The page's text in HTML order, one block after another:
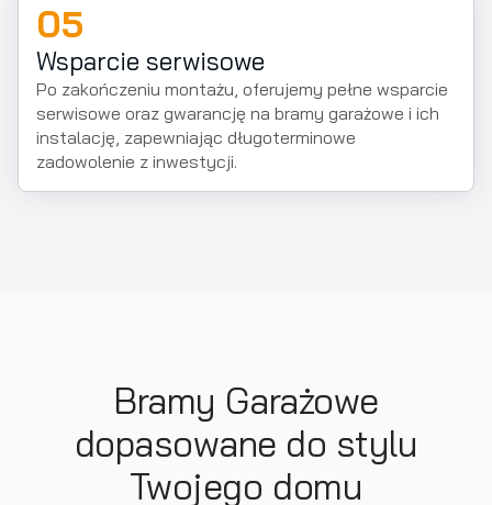
05
Wsparcie serwisowe
Po zakończeniu montażu, oferujemy pełne wsparcie
serwisowe oraz gwarancję na bramy garażowe i ich
instalację, zapewniając długoterminowe
zadowolenie z inwestycji.
Bramy Garażowe
dopasowane do stylu
Twojego domu